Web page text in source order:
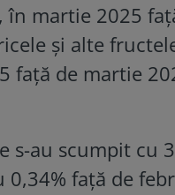
în martie 2025
şi alte
faţă de martie
s-au scumpit cu
faţă de